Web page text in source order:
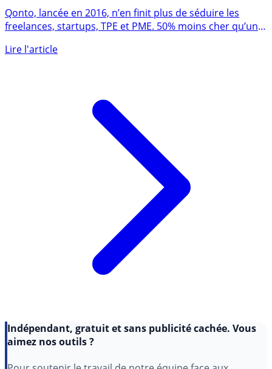
Qonto, lancée en 2016, n’en finit plus de séduire les
freelances, startups, TPE et PME. 50% moins cher qu’une
banque (...)
Indépendant, gratuit et sans publicité cachée. Vous